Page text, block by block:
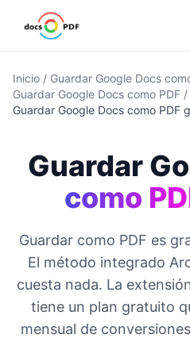
Inicio / Guardar Google Docs
Guardar Google Docs como PDF /
Guardar Google Docs como PDF
Guardar
como
Guardar como PDF es
El método integrado
cuesta nada. La
tiene un plan gratuito
mensual de